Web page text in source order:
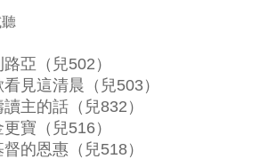
亞（兒502）
見這清晨（兒503）
主的話（兒832）
寶（兒516）
的恩惠（兒518）